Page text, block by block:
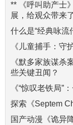
** 《呼叫助产士
展，给观众带来
什么是“经典咏
《儿童捕手：守
《默多家族谋杀
些关键丑闻？
《“惊叹老铁局”
探索《Septem
国产动漫《诡异